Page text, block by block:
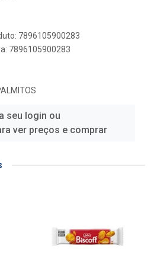
7896105900283
7896105900283
seu login ou
ver preços e comprar